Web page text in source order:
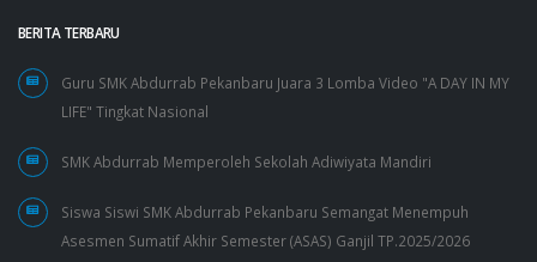
BERITA TERBARU
Guru SMK Abdurrab Pekanbaru Juara 3 Lomba Video "A DAY IN MY
LIFE" Tingkat Nasional
SMK Abdurrab Memperoleh Sekolah Adiwiyata Mandiri
Siswa Siswi SMK Abdurrab Pekanbaru Semangat Menempuh
Asesmen Sumatif Akhir Semester (ASAS) Ganjil TP.2025/2026